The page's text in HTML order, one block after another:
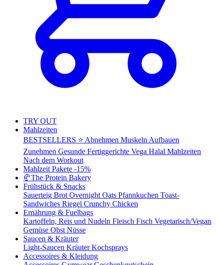
TRY OUT
Mahlzeiten
BESTSELLERS ⭐ Abnehmen Muskeln Aufbauen
Zunehmen Gesunde Fertiggerichte Vega Halal Mahlzeiten
Nach dem Workout
Mahlzeit Pakete -15%
🥐The Protein Bakery
Frühstück & Snacks
Sauerteig Brot Overnight Oats Pfannkuchen Toast-
Sandwiches Riegel Crunchy Chicken
Ernährung & Fuelbags
Kartoffeln, Reis und Nudeln Fleisch Fisch Vegetarisch/Vegan
Gemüse Obst Nüsse
Saucen & Kräuter
Light-Saucen KräuterKochsprays
Accessoires & Kleidung